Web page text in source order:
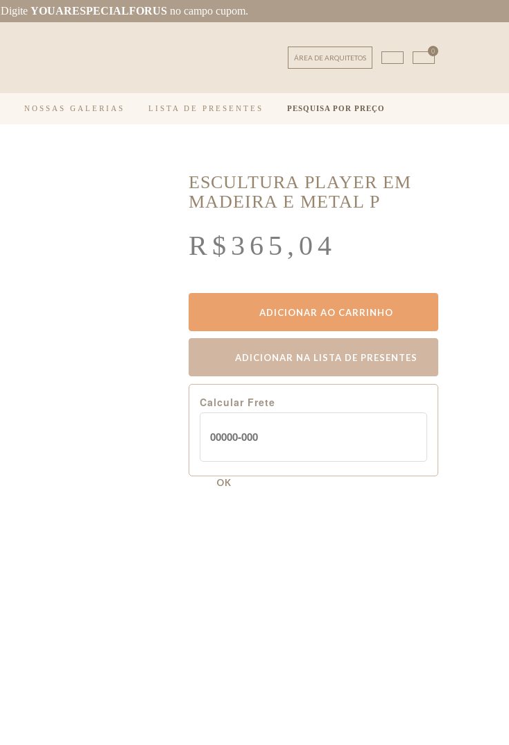
Digite YOUARESPECIALFORUS no campo cupom.
ÁREA DE ARQUITETOS
0
NOSSAS GALERIAS LISTA DE PRESENTES PESQUISA POR PREÇO
ESCULTURA PLAYER EM
MADEIRA E METAL P
R$ 365,04
ADICIONAR AO CARRINHO
ADICIONAR NA LISTA DE PRESENTES
Calcular Frete
OK